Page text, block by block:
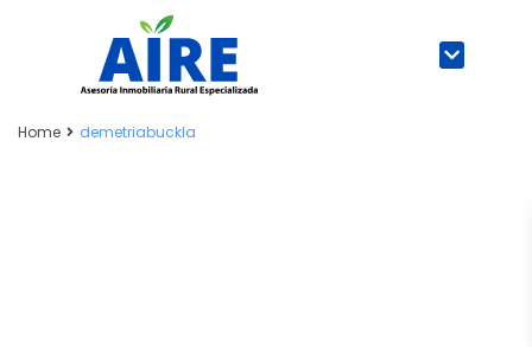
Home demetriabuckla